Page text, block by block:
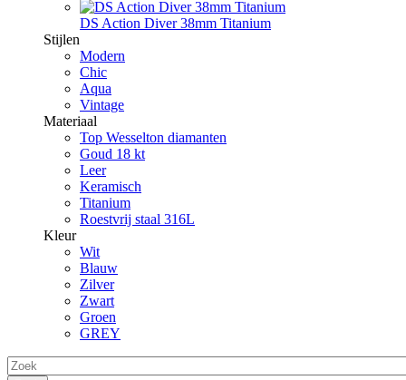
DS Action Diver 38mm Titanium
Stijlen
Modern
Chic
Aqua
Vintage
Materiaal
Top Wesselton diamanten
Goud 18 kt
Leer
Keramisch
Titanium
Roestvrij staal 316L
Kleur
Wit
Blauw
Zilver
Zwart
Groen
GREY